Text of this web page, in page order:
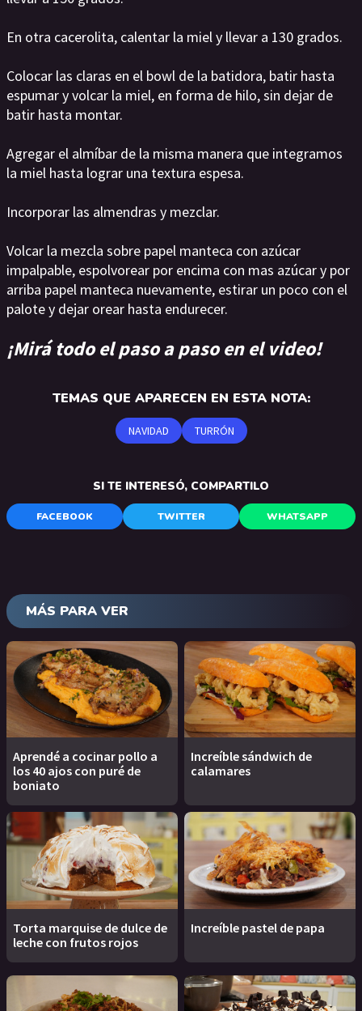
En otra cacerolita, calentar la miel y llevar a 130 grados.
Colocar las claras en el bowl de la batidora, batir hasta
espumar y volcar la miel, en forma de hilo, sin dejar de
batir hasta montar.
Agregar el almíbar de la misma manera que integramos
la miel hasta lograr una textura espesa.
Incorporar las almendras y mezclar.
Volcar la mezcla sobre papel manteca con azúcar
impalpable, espolvorear por encima con mas azúcar y por
arriba papel manteca nuevamente, estirar un poco con el
palote y dejar orear hasta endurecer.
¡Mirá todo el paso a paso en el video!
TEMAS QUE APARECEN EN ESTA NOTA:
NAVIDAD TURRÓN
SI TE INTERESÓ, COMPARTILO
FACEBOOK TWITTER WHATSAPP
MÁS PARA VER
Aprendé a cocinar pollo a
los 40 ajos con puré de
boniato
Increíble sándwich de
calamares
Torta marquise de dulce de
leche con frutos rojos
Increíble pastel de papa